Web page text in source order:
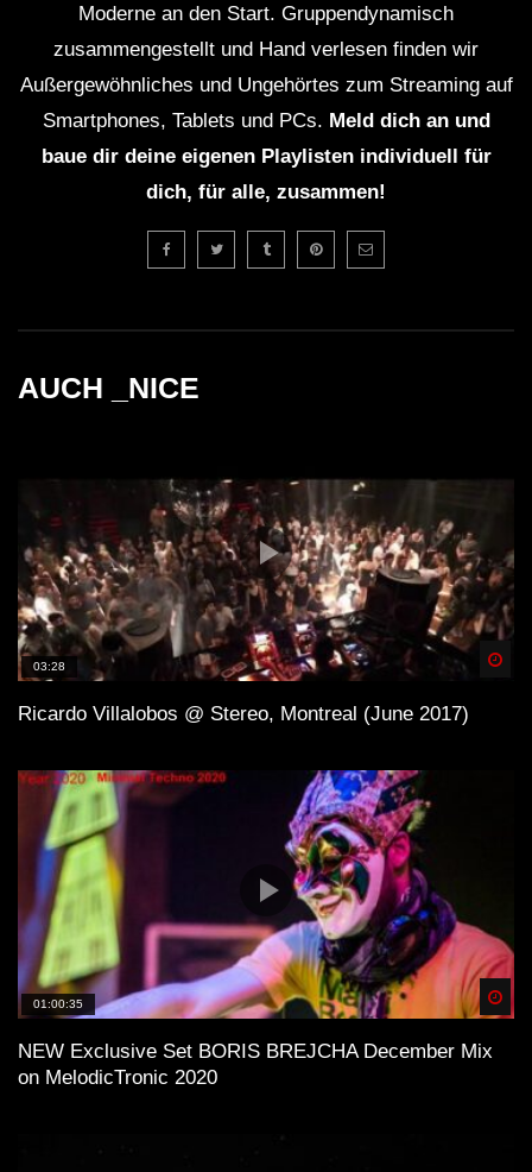
Moderne an den Start. Gruppendynamisch
zusammengestellt und Hand verlesen finden wir
Außergewöhnliches und Ungehörtes zum Streaming auf
Smartphones, Tablets und PCs. Meld dich an und
baue dir deine eigenen Playlisten individuell für
dich, für alle, zusammen!
AUCH _NICE
03:28
Ricardo Villalobos @ Stereo, Montreal (June 2017)
01:00:35
NEW Exclusive Set BORIS BREJCHA December Mix
on MelodicTronic 2020